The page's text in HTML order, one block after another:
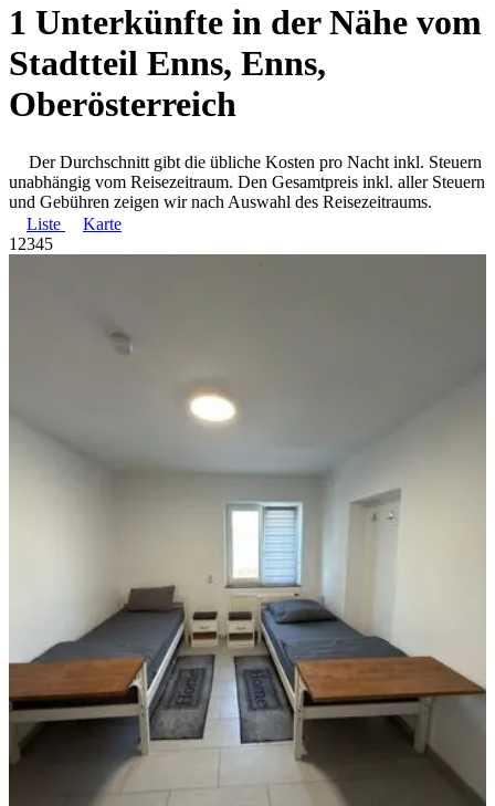
1 Unterkünfte in der Nähe vom
Stadtteil Enns, Enns,
Oberösterreich
Der Durchschnitt gibt die übliche Kosten pro Nacht inkl. Steuern
unabhängig vom Reisezeitraum. Den Gesamtpreis inkl. aller Steuern
und Gebühren zeigen wir nach Auswahl des Reisezeitraums.
Liste
Karte
1 2345